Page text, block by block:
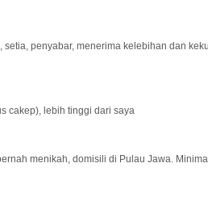
penyabar, menerima kelebihan dan
cakep), lebih tinggi dari saya
menikah, domisili di Pulau Jawa.